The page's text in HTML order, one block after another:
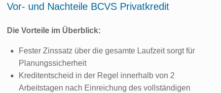
Vor- und Nachteile BCVS Privatkredit
Die Vorteile im Überblick:
Fester Zinssatz über die gesamte Laufzeit sorgt für
Planungssicherheit
Kreditentscheid in der Regel innerhalb von 2
Arbeitstagen nach Einreichung des vollständigen